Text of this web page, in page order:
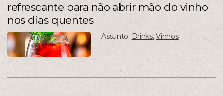
refrescante para não abrir mão do vinho
nos dias quentes
Assunto: Drinks,Vinhos